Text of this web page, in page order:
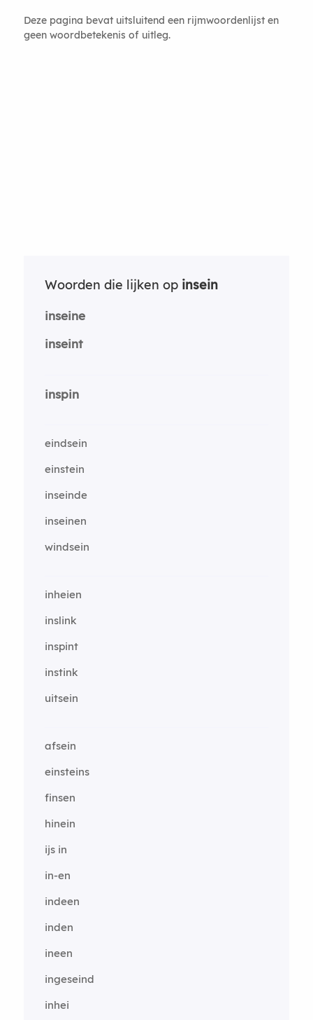
Deze pagina bevat uitsluitend een rijmwoordenlijst en
geen woordbetekenis of uitleg.
Woorden die lijken op insein
inseine
inseint
inspin
eindsein
einstein
inseinde
inseinen
windsein
inheien
inslink
inspint
instink
uitsein
afsein
einsteins
finsen
hinein
ijs in
in-en
indeen
inden
ineen
ingeseind
inhei